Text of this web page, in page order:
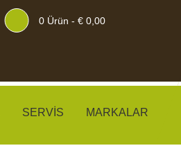
0Ürün - € 0,00
SERVIS MARKALAR